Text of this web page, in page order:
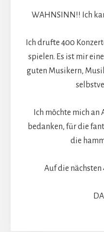
WAHNSINN!! Ich
Ich drufte 400
spielen. Es ist mir
guten Musikern,
Ich möchte mich an
bedanken, für die
die
Auf die nächsten